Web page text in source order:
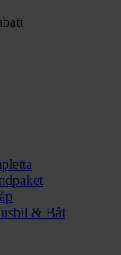
& Båt